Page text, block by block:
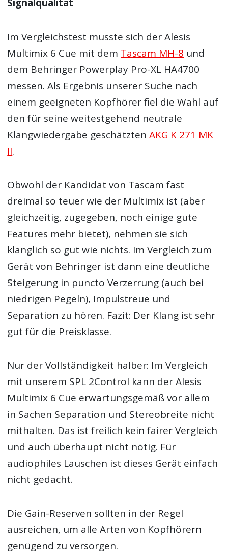
Signalqualität
Im Vergleichstest musste sich der Alesis
Multimix 6 Cue mit dem Tascam MH-8 und
dem Behringer Powerplay Pro-XL HA4700
messen. Als Ergebnis unserer Suche nach
einem geeigneten Kopfhörer fiel die Wahl auf
den für seine weitestgehend neutrale
Klangwiedergabe geschätztenAKG K 271 MK
II.
Obwohl der Kandidat von Tascam fast
dreimal so teuer wie der Multimix ist (aber
gleichzeitig, zugegeben, noch einige gute
Features mehr bietet), nehmen sie sich
klanglich so gut wie nichts. Im Vergleich zum
Gerät von Behringer ist dann eine deutliche
Steigerung in puncto Verzerrung (auch bei
niedrigen Pegeln), Impulstreue und
Separation zu hören. Fazit: Der Klang ist sehr
gut für die Preisklasse.
Nur der Vollständigkeit halber: Im Vergleich
mit unserem SPL 2Control kann der Alesis
Multimix 6 Cue erwartungsgemäß vor allem
in Sachen Separation und Stereobreite nicht
mithalten. Das ist freilich kein fairer Vergleich
und auch überhaupt nicht nötig. Für
audiophiles Lauschen ist dieses Gerät einfach
nicht gedacht.
Die Gain-Reserven sollten in der Regel
ausreichen, um alle Arten von Kopfhörern
genügend zu versorgen.